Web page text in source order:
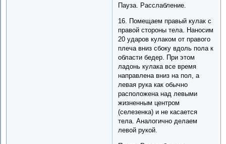
Пауза. Расслабление.
16. Помещаем правый кулак с
правой стороны тела. Наносим
20 ударов кулаком от правого
плеча вниз сбоку вдоль пола к
области бедер. При этом
ладонь кулака все время
направлена вниз на пол, а
левая рука как обычно
расположена над левыми
жизненным центром
(селезенка) и не касается
тела. Аналогично делаем
левой рукой.